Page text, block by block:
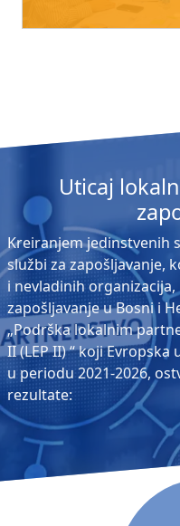
Uticaj
Kreiranjem jedinstvenih
službi za zapošljavanje,
i nevladinih
zapošljavanje u Bosni i
„Podrška lokalnim
II (LEP II) “ koji
u periodu 2021-2026,
rezultate: